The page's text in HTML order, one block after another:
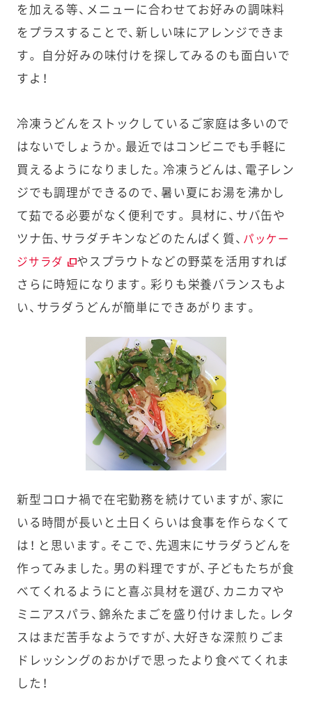
を加える等、メニューに合わせてお好みの調味料
をプラスすることで、新しい味にアレンジできま
す。 自分好みの味付けを探してみるのも面白いで
すよ！
冷凍うどんをストックしているご家庭は多いので
はないでしょうか。最近ではコンビニでも手軽に
買えるようになりました。冷凍うどんは、電子レン
ジでも調理ができるので、暑い夏にお湯を沸かし
て茹でる必要がなく便利です。 具材に、サバ缶や
ツナ缶、サラダチキンなどのたんぱく質、 パッケー
ジサラダ
やスプラウトなどの野菜を活用すれば
さらに時短になります。彩りも栄養バランスもよ
い、サラダうどんが簡単にできあがります。
新型コロナ禍で在宅勤務を続けていますが、家に
いる時間が長いと土日くらいは食事を作らなくて
は！ と思います。そこで、先週末にサラダうどんを
作ってみました。男の料理ですが、子どもたちが食
べてくれるようにと喜ぶ具材を選び、カニカマや
ミニアスパラ、錦糸たまごを盛り付けました。レタ
スはまだ苦手なようですが、大好きな深煎りごま
ドレッシングのおかげで思ったより食べてくれま
した！